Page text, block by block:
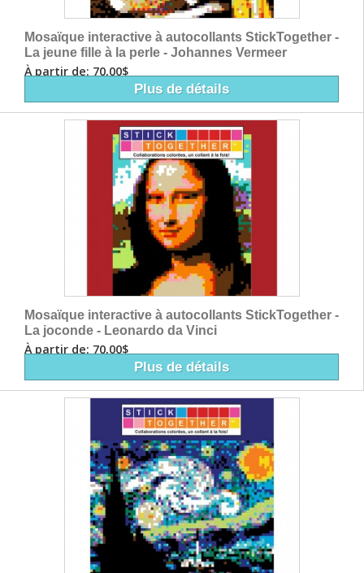
Mosaïque interactive à autocollants StickTogether -
La jeune fille à la perle - Johannes Vermeer
À partir de: 70,00$
Plus de détails
Mosaïque interactive à autocollants StickTogether -
La joconde - Leonardo da Vinci
À partir de: 70,00$
Plus de détails